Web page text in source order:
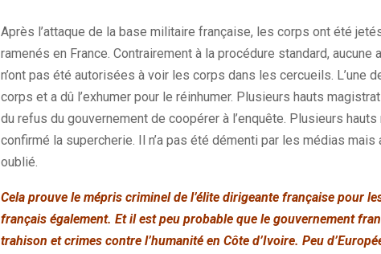
Après l’attaque de la base militaire française, les corps ont été
ramenés en France. Contrairement à la procédure standard,
n’ont pas été autorisées à voir les corps dans les cercueils. L’une
corps et a dû l’exhumer pour le réinhumer. Plusieurs hauts
du refus du gouvernement de coopérer à l’enquête. Plusieurs
confirmé la supercherie. Il n’a pas été démenti par les médias
oublié.
Cela prouve le mépris criminel de l’élite dirigeante française pour
français également. Et il est peu probable que le gouvernement
trahison et crimes contre l’humanité en Côte d’Ivoire. Peu